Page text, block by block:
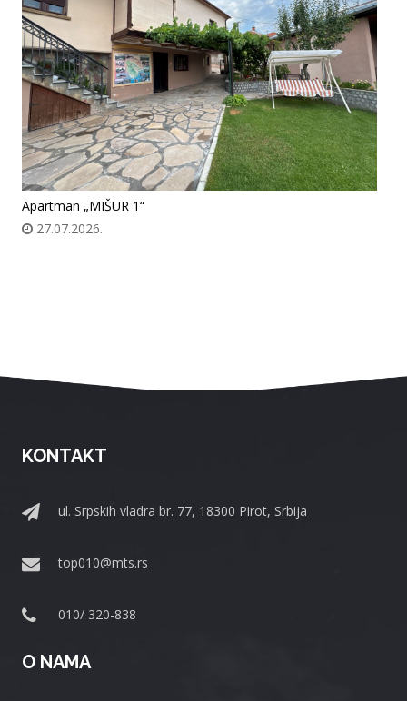
Apartman „MIŠUR 1“
27.07.2026.
KONTAKT
ul. Srpskih vladra br. 77, 18300 Pirot, Srbija
top010@mts.rs
010/ 320-838
O NAMA